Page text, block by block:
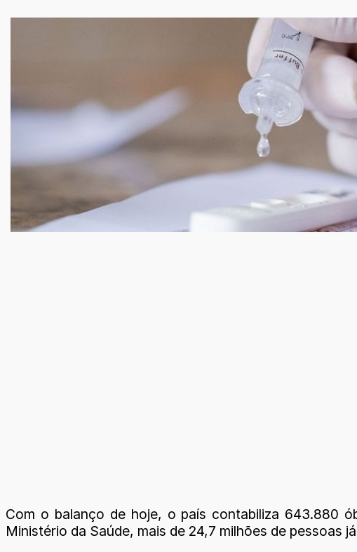
Com o balanço de hoje, o país contabiliza 643.880
Ministério da Saúde, mais de 24,7 milhões de pessoas